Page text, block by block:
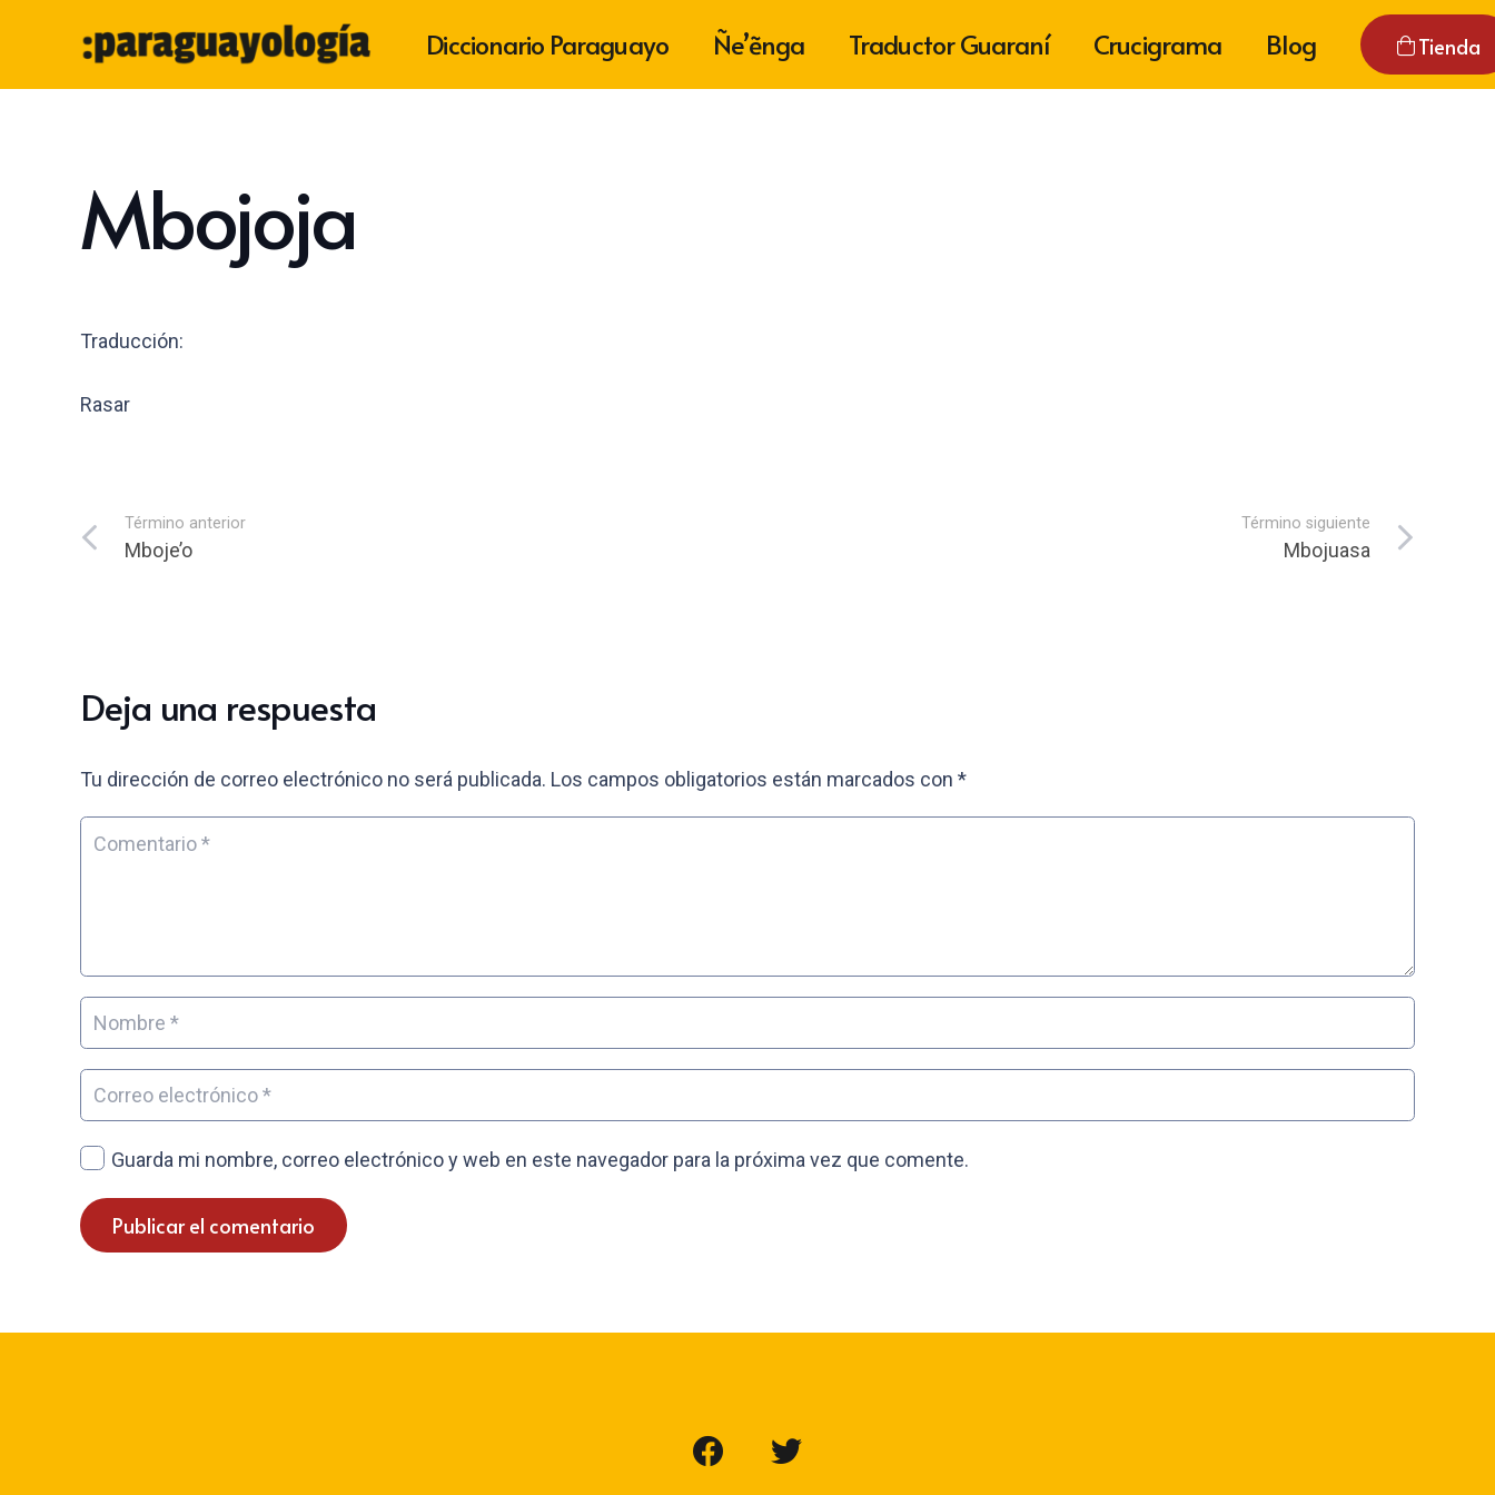
Diccionario Paraguayo Ñe’ẽnga Traductor Guaraní Crucigrama Blog Tienda
Mbojoja
Traducción:
Rasar
Término anterior
Mboje’o
Término siguiente
Mbojuasa
Deja una respuesta
Tu dirección de correo electrónico no será publicada. Los campos obligatorios están marcados con *
Guarda mi nombre, correo electrónico y web en este navegador para la próxima vez que comente.
Publicar el comentario